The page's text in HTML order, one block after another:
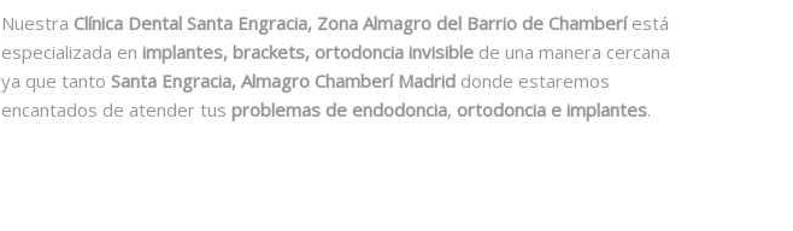
Nuestra Clínica Dental Santa Engracia, Zona Almagro del Barrio de Chamberíestá
especializada en implantes, brackets, ortodoncia invisible de una manera cercana
ya que tanto Santa Engracia, Almagro Chamberí Madrid donde estaremos
encantados de atender tus problemas de endodoncia, ortodoncia e implantes.